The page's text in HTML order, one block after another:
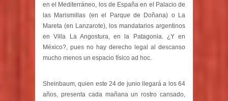
en el Mediterráneo, los de España en el Palacio de
las Marismillas (en el Parque de Doñana) o La
Mareta (en Lanzarote), los mandatarios argentinos
en Villa La Angostura, en la Patagonia. ¿Y en
México?, pues no hay derecho legal al descanso
mucho menos un espacio físico ad hoc.
Sheinbaum, quien este 24 de junio llegará a los 64
años, presenta cada mañana un rostro cansado,